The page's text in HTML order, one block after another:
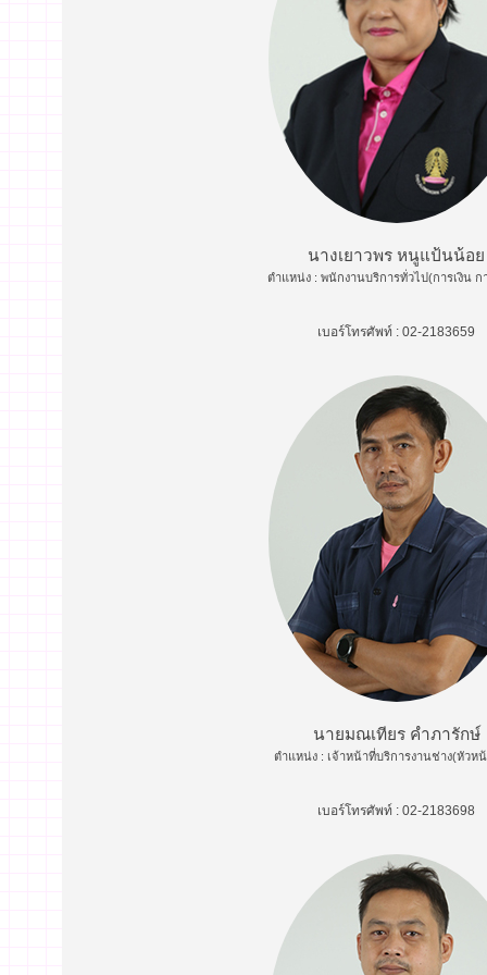
นางเยาวพร หนูแป้นน้อย
ตำแหน่ง : พนักงานบริการทั่วไป(การเงิน
เบอร์โทรศัพท์ : 02-2183659
นายมณเทียร คำภารักษ์
ตำแหน่ง : เจ้าหน้าที่บริการงานช่าง(หัวห
เบอร์โทรศัพท์ : 02-2183698